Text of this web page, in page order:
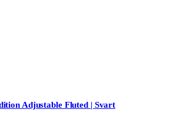
Adjustable Fluted | Svart